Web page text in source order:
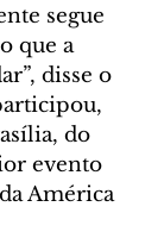
segue
que a
disse o
do
evento
América